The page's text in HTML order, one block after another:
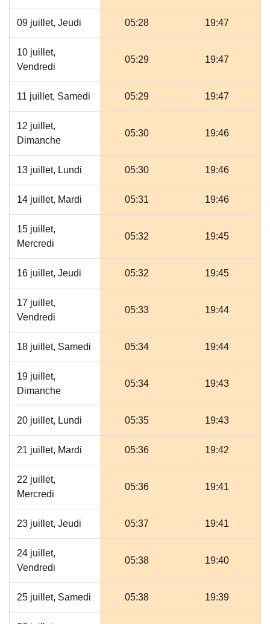
09 juillet, Jeudi 05:28 19:47
10 juillet,
Vendredi
05:29 19:47
11 juillet, Samedi 05:29 19:47
12 juillet,
Dimanche
05:30 19:46
13 juillet, Lundi 05:30 19:46
14 juillet, Mardi 05:31 19:46
15 juillet,
Mercredi
05:32 19:45
16 juillet, Jeudi 05:32 19:45
17 juillet,
Vendredi
05:33 19:44
18 juillet, Samedi 05:34 19:44
19 juillet,
Dimanche
05:34 19:43
20 juillet, Lundi 05:35 19:43
21 juillet, Mardi 05:36 19:42
22 juillet,
Mercredi
05:36 19:41
23 juillet, Jeudi 05:37 19:41
24 juillet,
Vendredi
05:38 19:40
25 juillet, Samedi 05:38 19:39